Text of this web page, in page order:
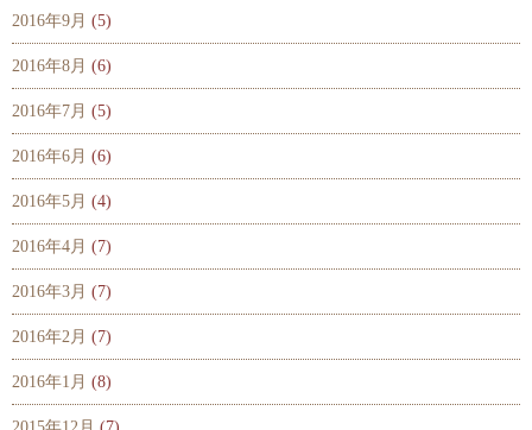
2016年9月 (5)
2016年8月 (6)
2016年7月 (5)
2016年6月 (6)
2016年5月 (4)
2016年4月 (7)
2016年3月 (7)
2016年2月 (7)
2016年1月 (8)